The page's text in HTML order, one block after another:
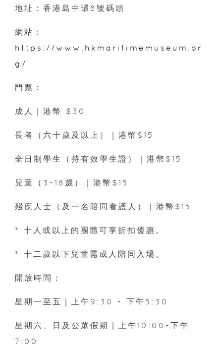
地址：香港島中環8號碼頭
網站：
https://www.hkmaritimemuseum.or
g/
門票：
成人｜港幣 $30
長者（六十歲及以上）｜港幣$15
全日制學生（持有效學生證）｜港幣$15
兒童（3-18歲）｜港幣$15
殘疾人士（及一名陪同看護人）｜港幣$15
* 十人或以上的團體可享折扣優惠。
* 十二歲以下兒童需成人陪同入場。
開放時間：
星期一至五｜上午9:30 - 下午5:30
星期六、日及公眾假期｜上午10:00-下午
7:00